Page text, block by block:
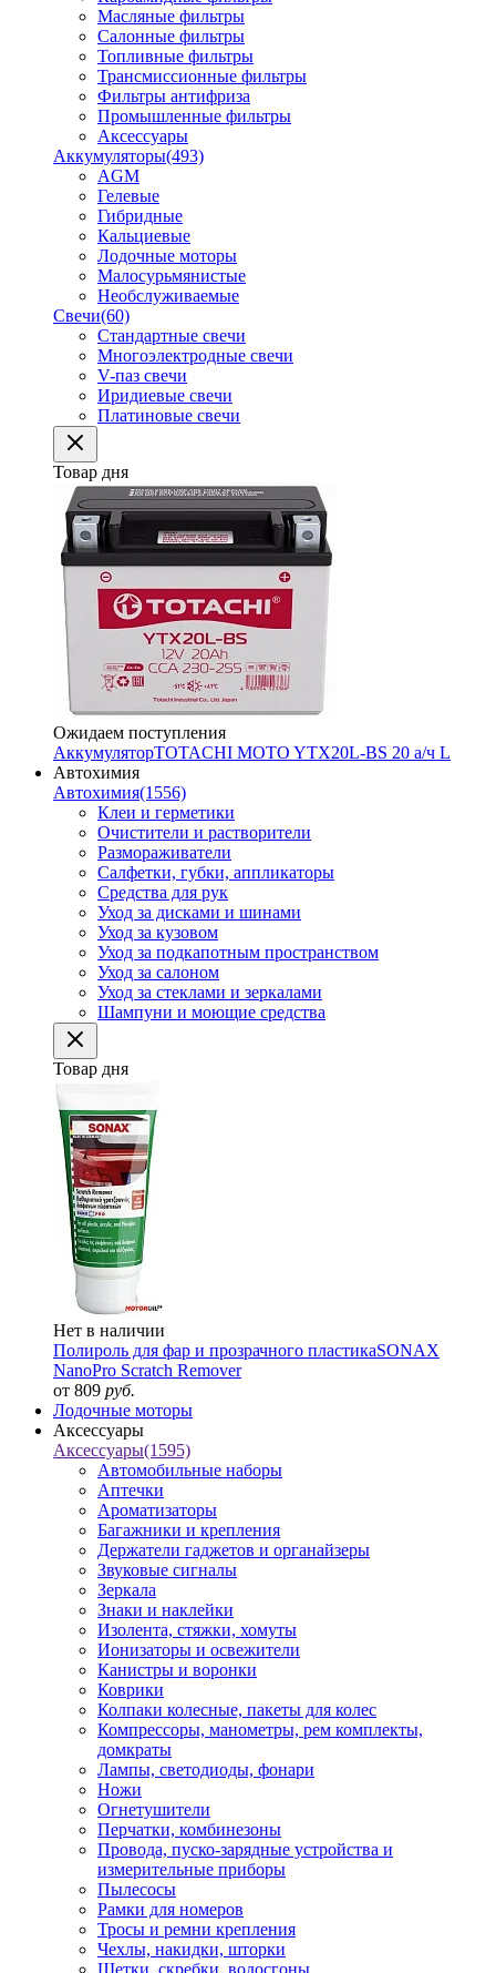
Масляные фильтры
Салонные фильтры
Топливные фильтры
Трансмиссионные фильтры
Фильтры антифриза
Промышленные фильтры
Аксессуары
Аккумуляторы(493)
AGM
Гелевые
Гибридные
Кальциевые
Лодочные моторы
Малосурьмянистые
Необслуживаемые
Свечи(60)
Стандартные свечи
Многоэлектродные свечи
V-паз свечи
Иридиевые свечи
Платиновые свечи
Товар дня
Ожидаем поступления
АккумуляторTOTACHI MOTO YTX20L-BS 20 а/ч L
Автохимия
Автохимия(1556)
Клеи и герметики
Очистители и растворители
Размораживатели
Салфетки, губки, аппликаторы
Средства для рук
Уход за дисками и шинами
Уход за кузовом
Уход за подкапотным пространством
Уход за салоном
Уход за стеклами и зеркалами
Шампуни и моющие средства
Товар дня
Нет в наличии
Полироль для фар и прозрачного пластикаSONAX
NanoPro Scratch Remover
от 809 руб.
Лодочные моторы
Аксессуары
Аксессуары(1595)
Автомобильные наборы
Аптечки
Ароматизаторы
Багажники и крепления
Держатели гаджетов и органайзеры
Звуковые сигналы
Зеркала
Знаки и наклейки
Изолента, стяжки, хомуты
Ионизаторы и освежители
Канистры и воронки
Коврики
Колпаки колесные, пакеты для колес
Компрессоры, манометры, рем комплекты,
домкраты
Лампы, светодиоды, фонари
Ножи
Огнетушители
Перчатки, комбинезоны
Провода, пуско-зарядные устройства и
измерительные приборы
Пылесосы
Рамки для номеров
Тросы и ремни крепления
Чехлы, накидки, шторки
Щетки, скребки, водосгоны